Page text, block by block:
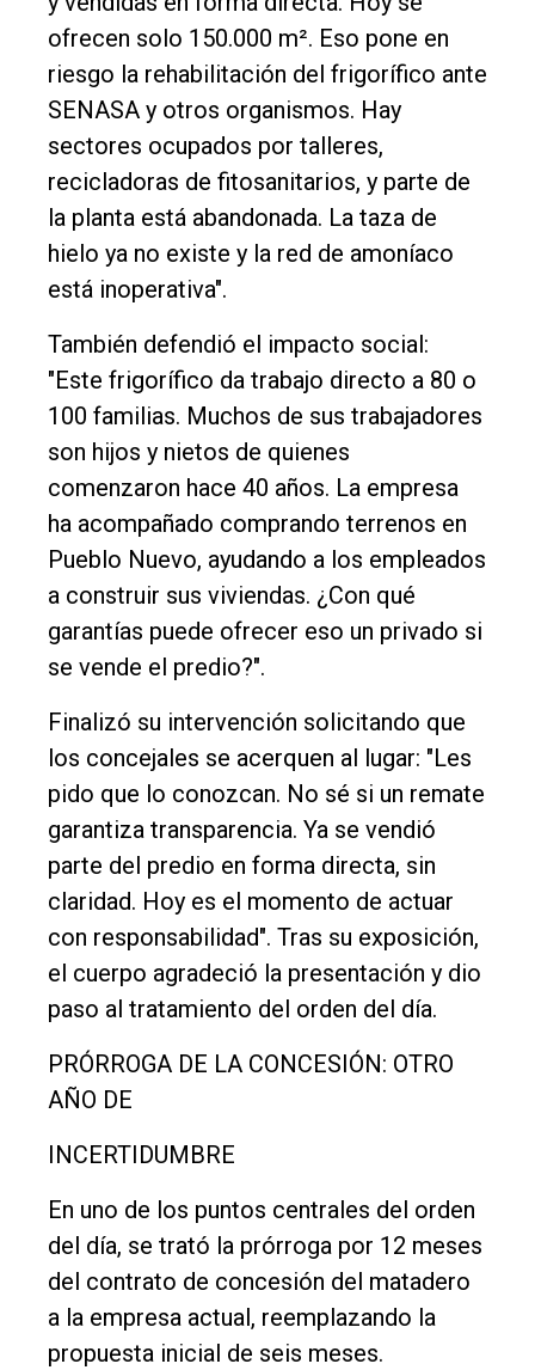
ofrecen solo 150.000 m². Eso pone en
riesgo la rehabilitación del frigorífico ante
SENASA y otros organismos. Hay
sectores ocupados por talleres,
recicladoras de fitosanitarios, y parte de
la planta está abandonada. La taza de
hielo ya no existe y la red de amoníaco
está inoperativa".
También defendió el impacto social:
"Este frigorífico da trabajo directo a 80 o
100 familias. Muchos de sus trabajadores
son hijos y nietos de quienes
comenzaron hace 40 años. La empresa
ha acompañado comprando terrenos en
Pueblo Nuevo, ayudando a los empleados
a construir sus viviendas. ¿Con qué
garantías puede ofrecer eso un privado si
se vende el predio?".
Finalizó su intervención solicitando que
los concejales se acerquen al lugar: "Les
pido que lo conozcan. No sé si un remate
garantiza transparencia. Ya se vendió
parte del predio en forma directa, sin
claridad. Hoy es el momento de actuar
con responsabilidad". Tras su exposición,
el cuerpo agradeció la presentación y dio
paso al tratamiento del orden del día.
PRÓRROGA DE LA CONCESIÓN: OTRO
AÑO DE
INCERTIDUMBRE
En uno de los puntos centrales del orden
del día, se trató la prórroga por 12 meses
del contrato de concesión del matadero
a la empresa actual, reemplazando la
propuesta inicial de seis meses.